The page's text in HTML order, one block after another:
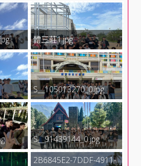
體三莊1.jpg
S__105013270_0.jpg
S__91439144_0.jpg
2B6845E2-7DDF-4911-